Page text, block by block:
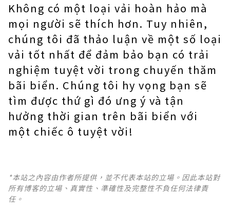
Không có một loại vải hoàn hảo mà
mọi người sẽ thích hơn. Tuy nhiên,
chúng tôi đã thảo luận về một số loại
vải tốt nhất để đảm bảo bạn có trải
nghiệm tuyệt vời trong chuyến thăm
bãi biển. Chúng tôi hy vọng bạn sẽ
tìm được thứ gì đó ưng ý và tận
hưởng thời gian trên bãi biển với
một chiếc ô tuyệt vời!
*本站之內容由作者所提供，並不代表本站的立場。因此本站對
所有博客的立場、真實性、準確性及完整性不負任何法律責
任。